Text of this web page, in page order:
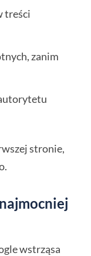
treści
zanim
stronie,
wstrząsa